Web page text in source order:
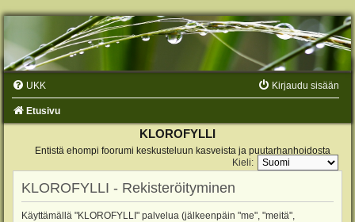
UKK Kirjaudu sisään
Etusivu
KLOROFYLLI
Entistä ehompi foorumi keskusteluun kasveista ja puutarhanhoidosta
Kieli:
KLOROFYLLI - Rekisteröityminen
Käyttämällä "KLOROFYLLI" palvelua (jälkeenpäin "me", "meitä",